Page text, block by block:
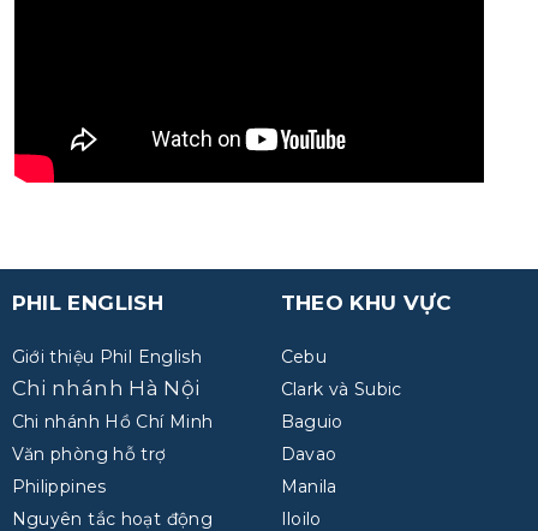
PHIL ENGLISH
Giới thiệu Phil English
Chi nhánh Hà Nội
Chi nhánh Hồ Chí Minh
Văn phòng hỗ trợ
Philippines
Nguyên tắc hoạt động
THEO KHU VỰC
Cebu
Clark và Subic
Baguio
Davao
Manila
Iloilo